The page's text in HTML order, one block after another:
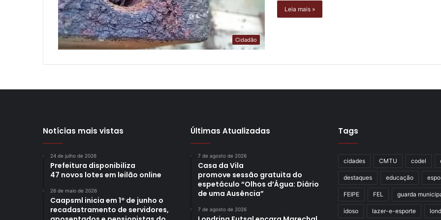
Cidadão
Leia mais »
Notícias mais vistas
24 de julho de 2026
Prefeitura disponibiliza
47 novos lotes em leilão online
26 de maio de 2026
Caapsml inicia em 1º de junho o
recadastramento de servidores,
Últimas Atualizadas
7 de agosto de 2026
Casa da Vila
promove sessão gratuita do
espetáculo “Olhos d’Água: Diário
de uma Ausência”
7 de agosto de 2026
Tags
cidades CMTU codel
destaques educação
FEIPE FEL guarda
idoso lazer-e-esporte